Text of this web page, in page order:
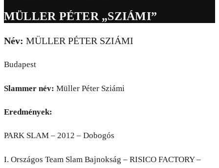
MÜLLER PÉTER „SZIÁMI”
Név: MÜLLER PÉTER SZIÁMI
Budapest
Slammer név: Müller Péter Sziámi
Eredmények:
PARK SLAM – 2012 – Dobogós
I. Országos Team Slam Bajnokság – RISICO FACTORY –